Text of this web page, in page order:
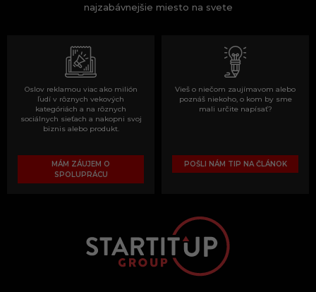
najzabávnejšie miesto na svete
Oslov reklamou viac ako milión
ľudí v rôznych vekových
kategóriách a na rôznych
sociálnych sieťach a nakopni svoj
biznis alebo produkt.
MÁM ZÁUJEM O
SPOLUPRÁCU
Vieš o niečom zaujímavom alebo
poznáš niekoho, o kom by sme
mali určite napísať?
POŠLI NÁM TIP NA ČLÁNOK